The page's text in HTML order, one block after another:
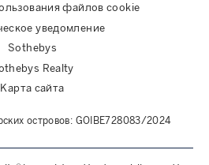
файлов cookie
уведомление
Sothebys
Realty
Карта сайта
островов: GOIBE728083/2024